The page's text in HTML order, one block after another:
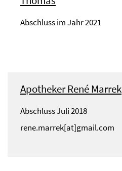
Abschluss im Jahr 2021
Apotheker René Marrek
Abschluss Juli 2018
rene.marrek[at]gmail.com